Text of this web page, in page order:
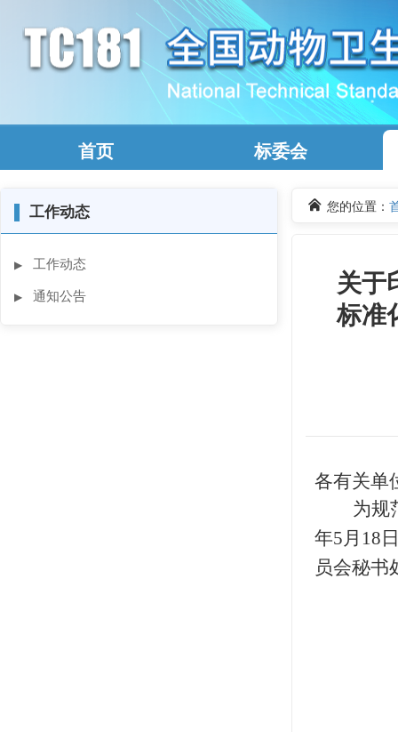
首页 标委会
▌ 工作动态
▶ 工作动态
▶ 通知公告
您的位置：
关于
标准
各有关单
为规
年5月18
员会秘书